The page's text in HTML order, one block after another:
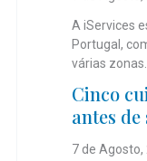
A iServices
Portugal,
várias
Cinco
antes
7 de Agosto,